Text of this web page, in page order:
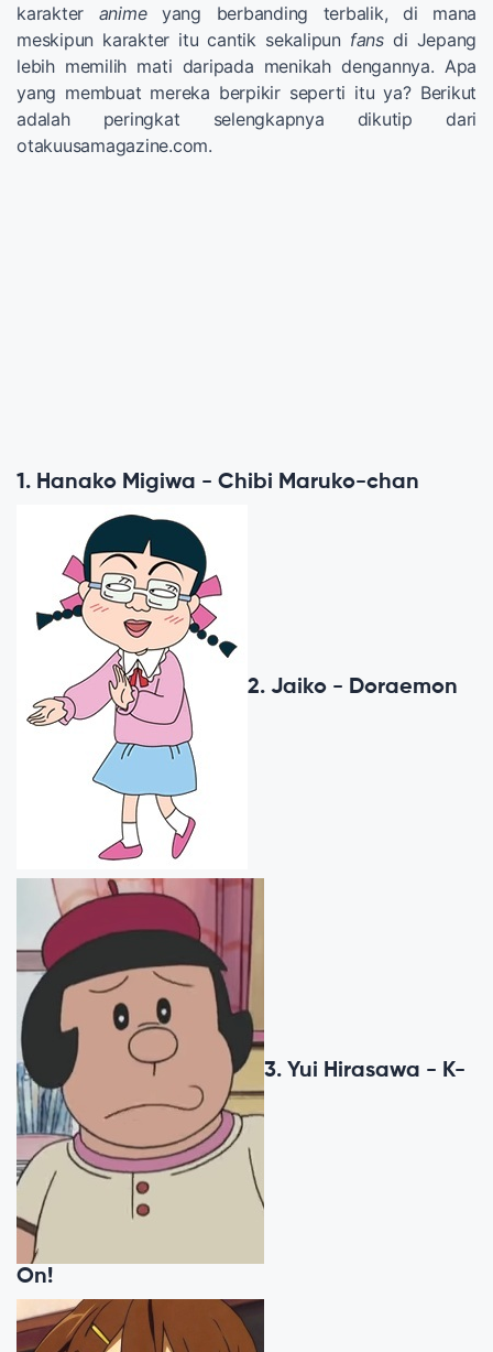
karakter animeyang berbanding terbalik, di mana
meskipun karakter itu cantik sekalipun fansdi Jepang
lebih memilih mati daripada menikah dengannya. Apa
yang membuat mereka berpikir seperti itu ya? Berikut
adalah peringkat selengkapnya dikutip dari
otakuusamagazine.com.
1. Hanako Migiwa - Chibi Maruko-chan
2. Jaiko - Doraemon
3. Yui Hirasawa - K-
On!